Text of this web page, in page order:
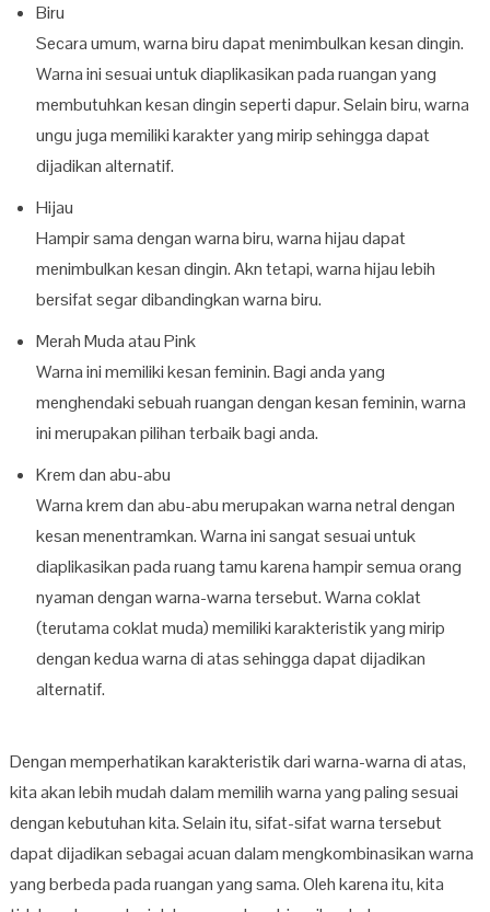
Biru
Secara umum, warna biru dapat menimbulkan kesan dingin.
Warna ini sesuai untuk diaplikasikan pada ruangan yang
membutuhkan kesan dingin seperti dapur. Selain biru, warna
ungu juga memiliki karakter yang mirip sehingga dapat
dijadikan alternatif.
Hijau
Hampir sama dengan warna biru, warna hijau dapat
menimbulkan kesan dingin. Akn tetapi, warna hijau lebih
bersifat segar dibandingkan warna biru.
Merah Muda atau Pink
Warna ini memiliki kesan feminin. Bagi anda yang
menghendaki sebuah ruangan dengan kesan feminin, warna
ini merupakan pilihan terbaik bagi anda.
Krem dan abu-abu
Warna krem dan abu-abu merupakan warna netral dengan
kesan menentramkan. Warna ini sangat sesuai untuk
diaplikasikan pada ruang tamu karena hampir semua orang
nyaman dengan warna-warna tersebut. Warna coklat
(terutama coklat muda) memiliki karakteristik yang mirip
dengan kedua warna di atas sehingga dapat dijadikan
alternatif.
Dengan memperhatikan karakteristik dari warna-warna di atas,
kita akan lebih mudah dalam memilih warna yang paling sesuai
dengan kebutuhan kita. Selain itu, sifat-sifat warna tersebut
dapat dijadikan sebagai acuan dalam mengkombinasikan warna
yang berbeda pada ruangan yang sama. Oleh karena itu, kita